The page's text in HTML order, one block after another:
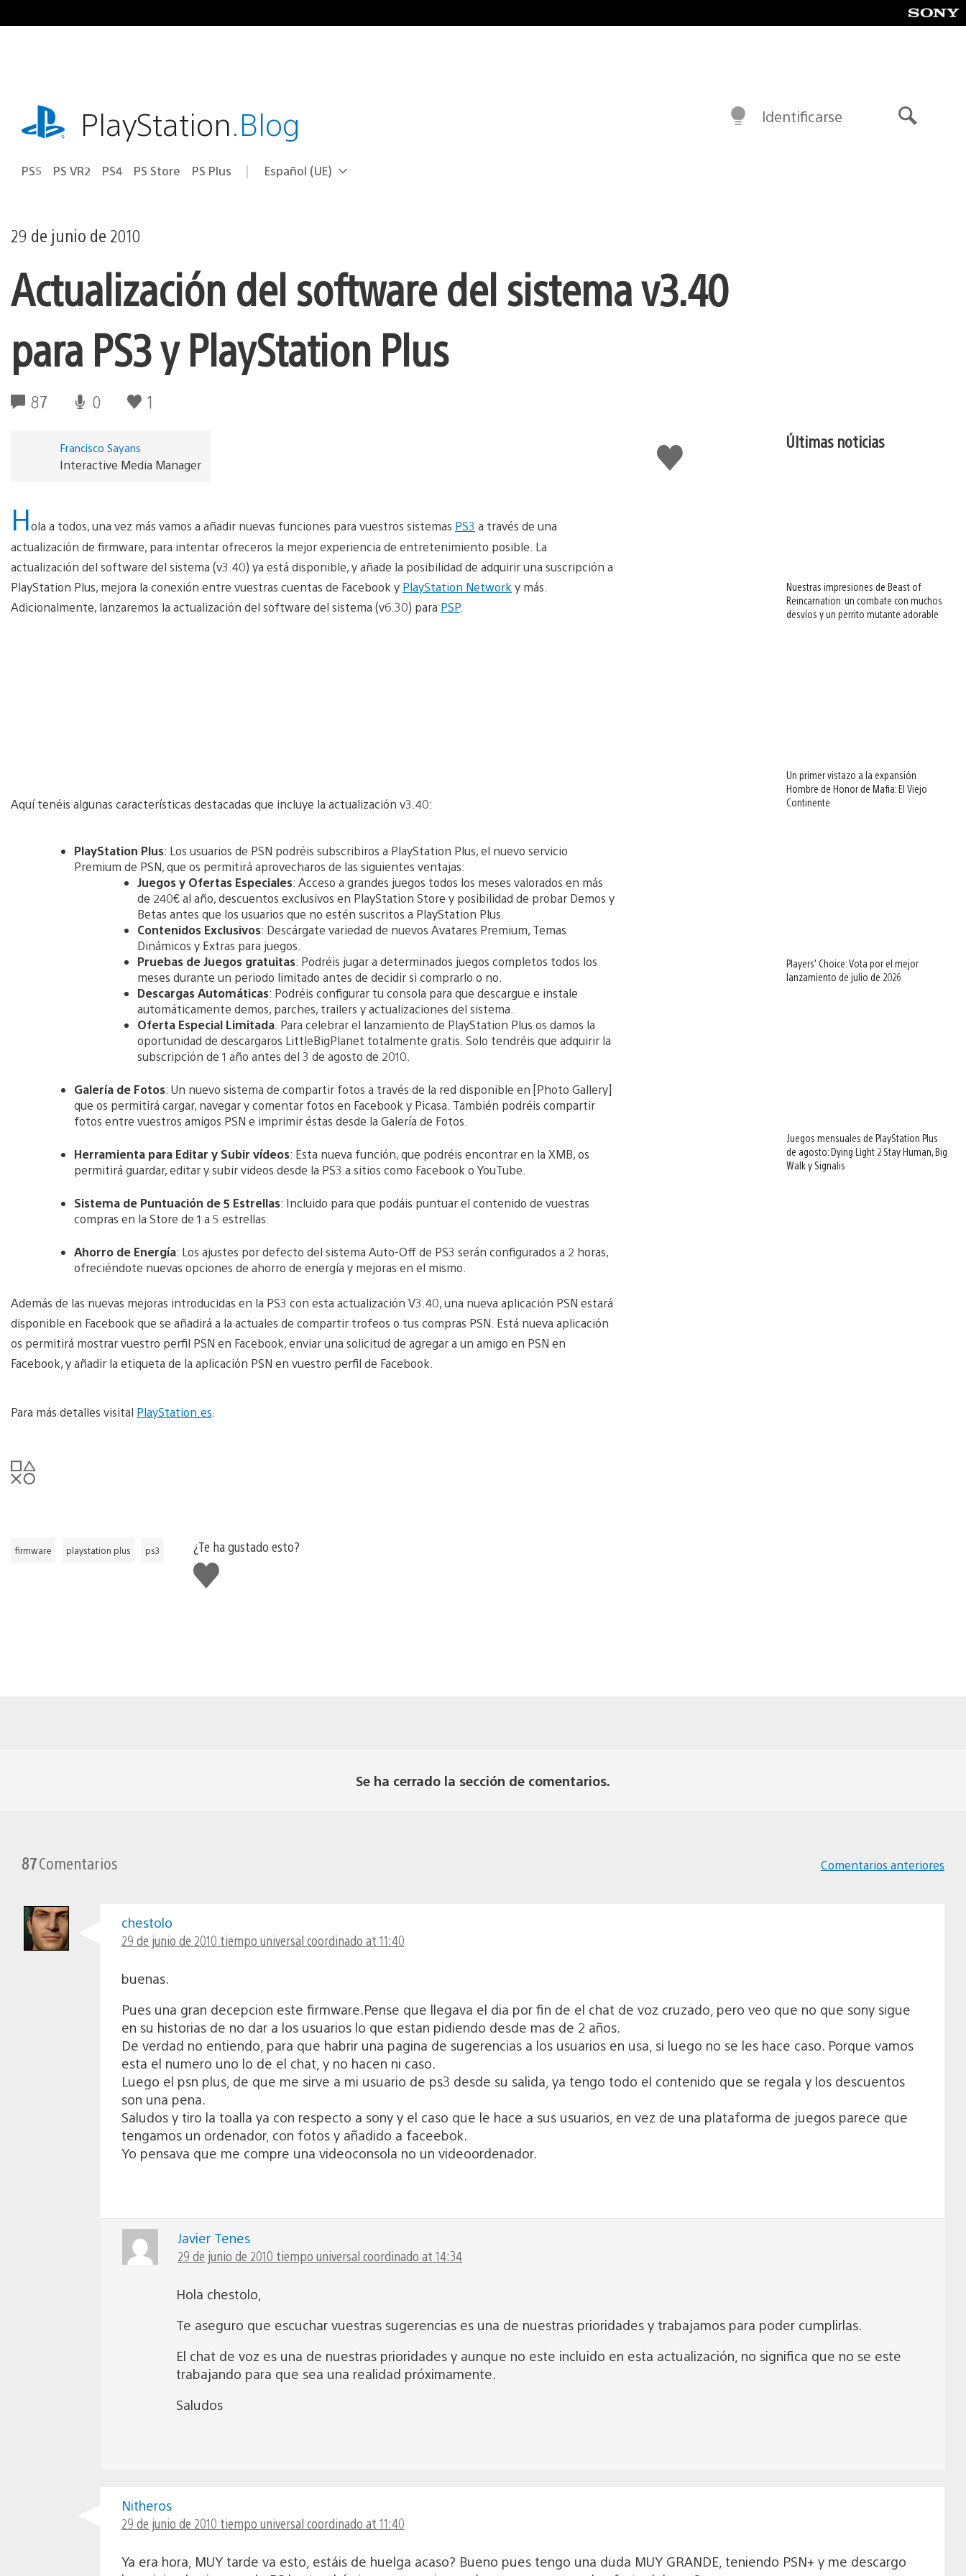
al
playstation.comPlayStation.Blog
PS5 PS VR2 PS4 PS Store PS Plus Selecciona
Región
Español (UE)
Identificarse
29 de junio de 2010
Actualización del software del sistema v3.40
para PS3 y PlayStation Plus
87 0 1
Me
gusta
Francisco Sayans
Interactive Media Manager
Hola a todos, una vez más vamos a añadir nuevas funciones para vuestros sistemas PS3 a través de una
actualización de firmware, para intentar ofreceros la mejor experiencia de entretenimiento posible. La
actualización del software del sistema (v3.40) ya está disponible, y añade la posibilidad de adquirir una suscripción a
PlayStation Plus, mejora la conexión entre vuestras cuentas de Facebook y PlayStation Network y más.
Adicionalmente, lanzaremos la actualización del software del sistema (v6.30) para PSP.
Aquí tenéis algunas características destacadas que incluye la actualización v3.40:
PlayStation Plus: Los usuarios de PSN podréis subscribiros a PlayStation Plus, el nuevo servicio
Premium de PSN, que os permitirá aprovecharos de las siguientes ventajas:
Juegos y Ofertas Especiales: Acceso a grandes juegos todos los meses valorados en más
de 240€ al año, descuentos exclusivos en PlayStation Store y posibilidad de probar Demos y
Betas antes que los usuarios que no estén suscritos a PlayStation Plus.
Contenidos Exclusivos: Descárgate variedad de nuevos Avatares Premium, Temas
Dinámicos y Extras para juegos.
Pruebas de Juegos gratuitas: Podréis jugar a determinados juegos completos todos los
meses durante un periodo limitado antes de decidir si comprarlo o no.
Descargas Automáticas: Podréis configurar tu consola para que descargue e instale
automáticamente demos, parches, trailers y actualizaciones del sistema.
Oferta Especial Limitada . Para celebrar el lanzamiento de PlayStation Plus os damos la
oportunidad de descargaros LittleBigPlanet totalmente gratis. Solo tendréis que adquirir la
subscripción de 1 año antes del 3 de agosto de 2010.
Galería de Fotos: Un nuevo sistema de compartir fotos a través de la red disponible en [Photo Gallery]
que os permitirá cargar, navegar y comentar fotos en Facebook y Picasa. También podréis compartir
fotos entre vuestros amigos PSN e imprimir éstas desde la Galería de Fotos.
Herramienta para Editar y Subir vídeos: Esta nueva función, que podréis encontrar en la XMB, os
permitirá guardar, editar y subir videos desde la PS3 a sitios como Facebook o YouTube.
Sistema de Puntuación de 5 Estrellas: Incluido para que podáis puntuar el contenido de vuestras
compras en la Store de 1 a 5 estrellas.
Ahorro de Energía: Los ajustes por defecto del sistema Auto-Off de PS3 serán configurados a 2 horas,
ofreciéndote nuevas opciones de ahorro de energía y mejoras en el mismo.
Además de las nuevas mejoras introducidas en la PS3 con esta actualización V3.40, una nueva aplicación PSN estará
disponible en Facebook que se añadirá a la actuales de compartir trofeos o tus compras PSN. Está nueva aplicación
os permitirá mostrar vuestro perfil PSN en Facebook, enviar una solicitud de agregar a un amigo en PSN en
Facebook, y añadir la etiqueta de la aplicación PSN en vuestro perfil de Facebook.
Para más detalles visital PlayStation.es
firmware playstation plus ps3
¿Te ha gustado esto?
Me
gusta
Últimas noticias
Nuestras impresiones de Beast of
Reincarnation: un combate con muchos
desvíos y un perrito mutante adorable
Un primer vistazo a la expansión
Hombre de Honor de Mafia: El Viejo
Continente
Players’ Choice: Vota por el mejor
lanzamiento de julio de 2026
Juegos mensuales de PlayStation Plus
de agosto: Dying Light 2 Stay Human, Big
Walk y Signalis
Se ha cerrado la sección de comentarios.
87Comentarios Comentarios anteriores
chestolo
29 de junio de 2010 tiempo universal coordinado at 11:40
buenas.
Pues una gran decepcion este firmware.Pense que llegava el dia por fin de el chat de voz cruzado, pero veo que no que sony sigue
en su historias de no dar a los usuarios lo que estan pidiendo desde mas de 2 años.
De verdad no entiendo, para que habrir una pagina de sugerencias a los usuarios en usa, si luego no se les hace caso. Porque vamos
esta el numero uno lo de el chat, y no hacen ni caso.
Luego el psn plus, de que me sirve a mi usuario de ps3 desde su salida, ya tengo todo el contenido que se regala y los descuentos
son una pena.
Saludos y tiro la toalla ya con respecto a sony y el caso que le hace a sus usuarios, en vez de una plataforma de juegos parece que
tengamos un ordenador, con fotos y añadido a faceebok.
Yo pensava que me compre una videoconsola no un videoordenador.
Javier Tenes
29 de junio de 2010 tiempo universal coordinado at 14:34
Hola chestolo,
Te aseguro que escuchar vuestras sugerencias es una de nuestras prioridades y trabajamos para poder cumplirlas.
El chat de voz es una de nuestras prioridades y aunque no este incluido en esta actualización, no significa que no se este
trabajando para que sea una realidad próximamente.
Saludos
Nitheros
29 de junio de 2010 tiempo universal coordinado at 11:40
Ya era hora, MUY tarde va esto, estáis de huelga acaso? Bueno pues tengo una duda MUY GRANDE, teniendo PSN+ y me descargo